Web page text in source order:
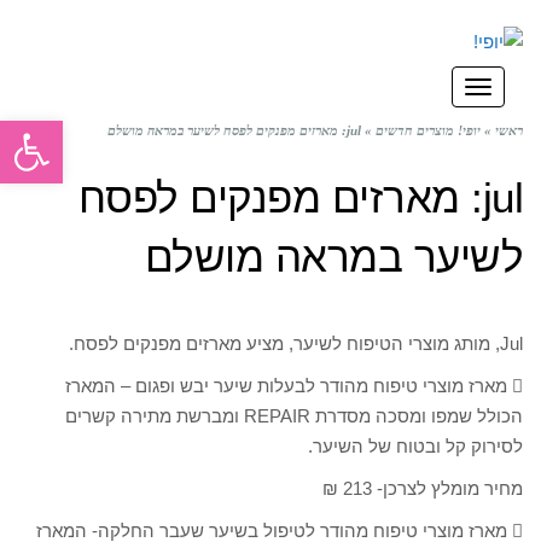
תפריט
ראשי » יופי! מוצרים חדשים » jul: מארזים מפנקים לפסח לשיער במראה מושלם
jul: מארזים מפנקים לפסח
לשיער במראה מושלם
Jul, מותג מוצרי הטיפוח לשיער, מציע מארזים מפנקים לפסח.
 מארז מוצרי טיפוח מהודר לבעלות שיער יבש ופגום – המארז
הכולל שמפו ומסכה מסדרת REPAIR ומברשת מתירה קשרים
לסירוק קל ובטוח של השיער.
מחיר מומלץ לצרכן- 213 ₪
 מארז מוצרי טיפוח מהודר לטיפול בשיער שעבר החלקה- המארז
פתח